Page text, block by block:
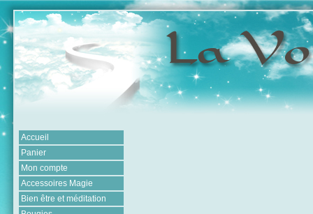
Accueil
Panier
Mon compte
Accessoires Magie
Bien être et méditation